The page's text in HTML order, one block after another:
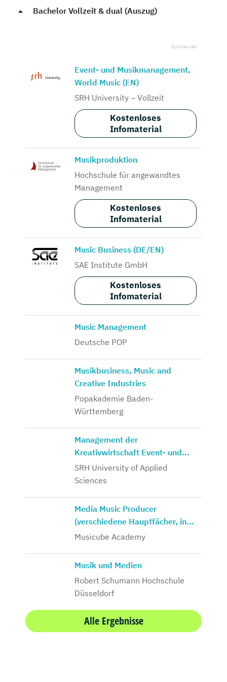
Bachelor Vollzeit & dual (Auszug)
Event- und Musikmanagement,
World Music (EN)
SRH University – Vollzeit
Kostenloses
Infomaterial
Musikproduktion
Hochschule für angewandtes
Management
Kostenloses
Infomaterial
Music Business (DE/EN)
SAE Institute GmbH
Kostenloses
Infomaterial
Music Management
Deutsche POP
Musikbusiness, Music and
Creative Industries
Popakademie Baden-
Württemberg
Management der
Kreativwirtschaft Event- und...
SRH University of Applied
Sciences
Media Music Producer
(verschiedene Hauptfächer, in...
Musicube Academy
Musik und Medien
Robert Schumann Hochschule
Düsseldorf
Alle Ergebnisse